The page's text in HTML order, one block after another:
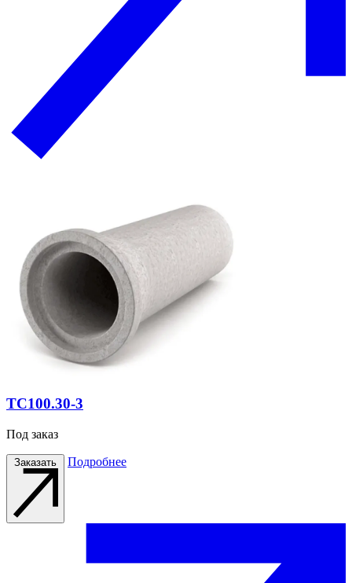
ТС100.30-3
Под заказ
Заказать Подробнее